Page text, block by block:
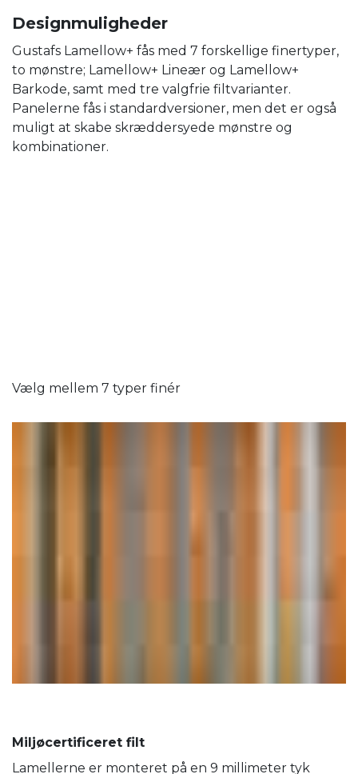
Designmuligheder
Gustafs Lamellow+ fås med 7 forskellige finertyper,
to mønstre; Lamellow+ Lineær og Lamellow+
Barkode, samt med tre valgfrie filtvarianter.
Panelerne fås i standardversioner, men det er også
muligt at skabe skræddersyede mønstre og
kombinationer.
Vælg mellem 7 typer finér
Miljøcertificeret filt
Lamellerne er monteret på en 9 millimeter tyk